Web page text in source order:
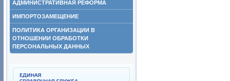
АДМИНИСТРАТИВНАЯ РЕФОРМА
ИМПОРТОЗАМЕЩЕНИЕ
ПОЛИТИКА ОРГАНИЗАЦИИ В
ОТНОШЕНИИ ОБРАБОТКИ
ПЕРСОНАЛЬНЫХ ДАННЫХ